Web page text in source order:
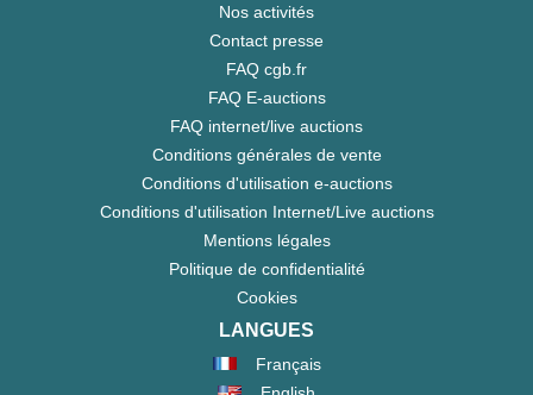
Nos activités
Contact presse
FAQ cgb.fr
FAQ E-auctions
FAQ internet/live auctions
Conditions générales de vente
Conditions d'utilisation e-auctions
Conditions d'utilisation Internet/Live auctions
Mentions légales
Politique de confidentialité
Cookies
LANGUES
Français